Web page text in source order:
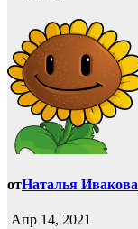
отНаталья Ивакова
Апр 14, 2021